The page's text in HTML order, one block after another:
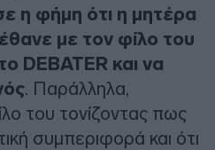
η φήμη ότι η μητέρα
με τον φίλο του
DEBATER και να
. Παράλληλα,
του τονίζοντας πως
συμπεριφορά και ότι